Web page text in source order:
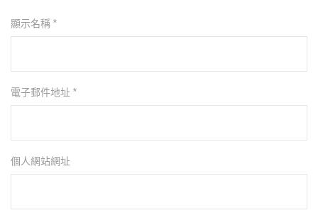
顯示名稱 *
電子郵件地址 *
個人網站網址